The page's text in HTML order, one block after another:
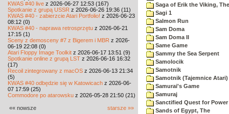
KWAS #40 live z 2026-06-27 12:53 (167)
Spotkanie z grupą USSR z 2026-06-26 19:36 (11)
KWAS #40 - zabierzcie Atari Portfolio! z 2026-06-23
08:12 (0)
KWAS #40 - naprawa retrosprzętu z 2026-06-21
17:15 (1)
Sceny z demosceny #7 z Bigerem i MBR z 2026-
06-19 22:08 (0)
Atari Floppy Image Toolkit z 2026-06-17 13:51 (9)
Spotkanie online z grupą LST z 2026-06-16 16:32
(17)
Recoil zintegrowany z macOS z 2026-06-13 21:34
(5)
KWAS #40 odbędzie się w Katowicach z 2026-06-
07 17:59 (25)
Commodore po atarowsku z 2026-05-28 21:50 (21)
«« nowsze starsze »»
Saga of Erik the Viking, The
Sagi 1
Salmon Run
Sam Doma
Sam Doma II
Same Game
Sammy the Sea Serpent
Samolocik
Samotnik
Samotnik (Tajemnice Atari)
Samurai's Game
Samuraj
Sanctified Quest for Power
Sands of Egypt, The